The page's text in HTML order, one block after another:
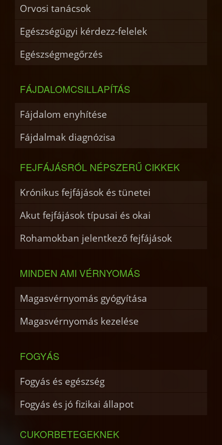
Orvosi tanácsok
Egészségügyi kérdezz-felelek
Egészségmegőrzés
FÁJDALOMCSILLAPÍTÁS
Fájdalom enyhítése
Fájdalmak diagnózisa
FEJFÁJÁSRÓL NÉPSZERŰ CIKKEK
Krónikus fejfájások és tünetei
Akut fejfájások típusai és okai
Rohamokban jelentkező fejfájások
MINDEN AMI VÉRNYOMÁS
Magasvérnyomás gyógyítása
Magasvérnyomás kezelése
FOGYÁS
Fogyás és egészség
Fogyás és jó fizikai állapot
CUKORBETEGEKNEK